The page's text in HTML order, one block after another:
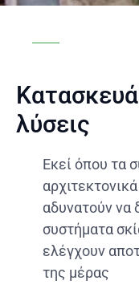
λύσεις
Εκεί όπου τα
αδυνατούν να
συστήματα
ελέγχουν
της μέρας